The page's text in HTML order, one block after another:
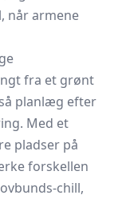
når armene
fra et grønt
planlæg efter
Med et
pladser på
forskellen
chill,